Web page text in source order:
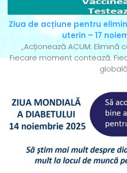
Ziua de acțiune pentru
uterin – 17
„Acționează ACUM: Elimină
Fiecare moment contează.
globală